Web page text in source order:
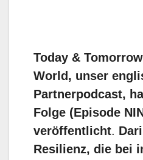
Today &
World, unser
Partnerpodcast,
Folge (Episode
veröffentlicht.
Resilienz, die bei